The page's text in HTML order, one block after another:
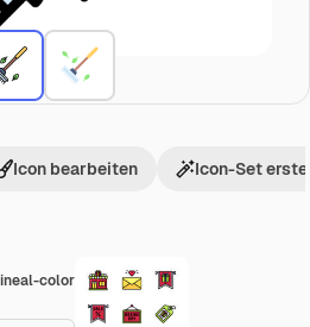
color
Icon bearbeiten Icon-Set